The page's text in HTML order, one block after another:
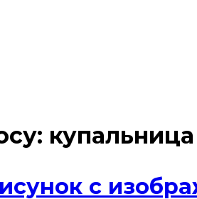
купальница
с